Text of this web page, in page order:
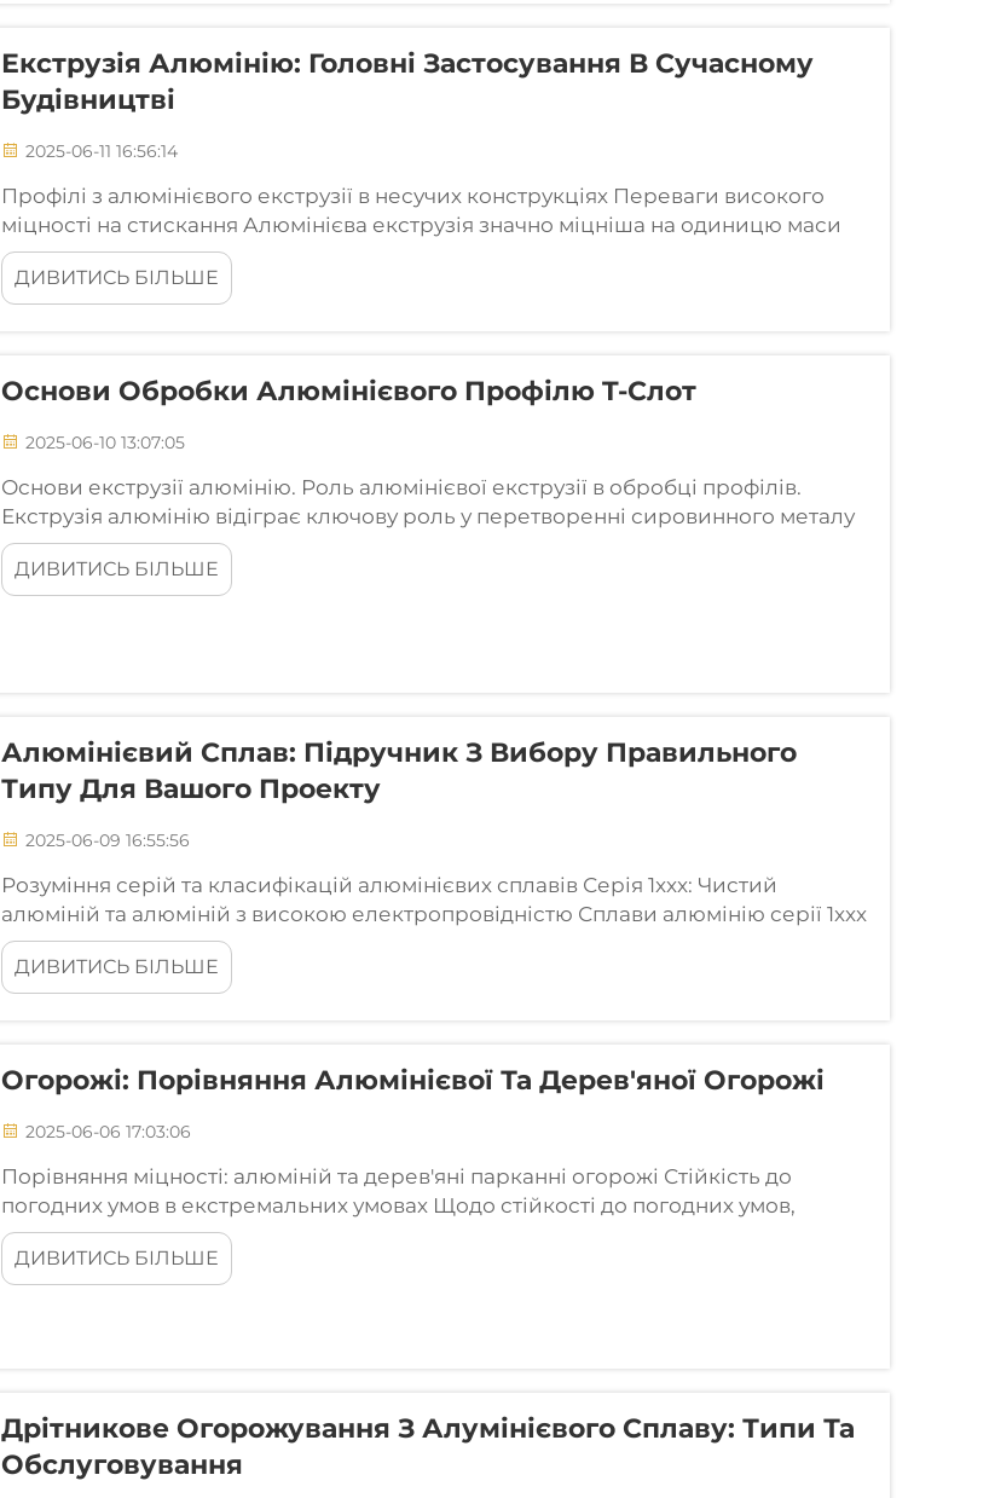
Екструзія Алюмінію: Головні Застосування В Сучасному
Будівництві
2025-06-11 16:56:14
Профілі з алюмінієвого екструзії в несучих конструкціях Переваги високого
міцності на стискання Алюмінієва екструзія значно міцніша на одиницю маси
порівняно з іншими матеріалами, що робить її придатною для структурних
застосувань. Це особливо корисно...
ДИВИТИСЬ БІЛЬШЕ
Основи Обробки Алюмінієвого Профілю T-Слот
2025-06-10 13:07:05
Основи екструзії алюмінію. Роль алюмінієвої екструзії в обробці профілів.
Екструзія алюмінію відіграє ключову роль у перетворенні сировинного металу
на корисні форми в багатьох галузях. Те, що робить цей метод таким цінним,
це...
ДИВИТИСЬ БІЛЬШЕ
Алюмінієвий Сплав: Підручник З Вибору Правильного
Типу Для Вашого Проекту
2025-06-09 16:55:56
Розуміння серій та класифікацій алюмінієвих сплавів Серія 1xxx: Чистий
алюміній та алюміній з високою електропровідністю Сплави алюмінію серії 1xxx
містять принаймні 99% чистого алюмінію, що робить їх ідеальними для робіт, де
потрібна гарна електропровідність. Це...
ДИВИТИСЬ БІЛЬШЕ
Огорожі: Порівняння Алюмінієвої Та Дерев'яної Огорожі
2025-06-06 17:03:06
Порівняння міцності: алюміній та дерев'яні парканні огорожі Стійкість до
погодних умов в екстремальних умовах Щодо стійкості до погодних умов,
алюмінієвий паркан - це міцний варіант. Його природна оксидна плівка додає
декоративного та унікального естетичного вигляду, а також є стійкою до впливу
погодних умов...
ДИВИТИСЬ БІЛЬШЕ
Дрітникове Огорожування З Алумінієвого Сплаву: Типи Та
Обслуговування